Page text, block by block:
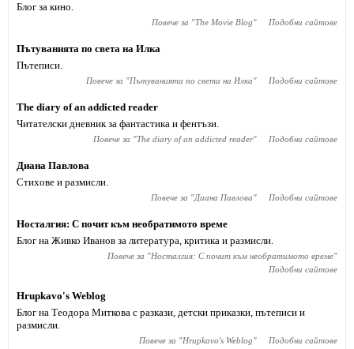
Блог за кино.
Повече за "The Movie Blog" Подобни сайтове
Пътуванията по света на Илка
Пътеписи.
Повече за "Пътуванията по света на Илка" Подобни сайтове
The diary of an addicted reader
Читателски дневник за фантастика и фентъзи.
Повече за "The diary of an addicted reader" Подобни сайтове
Диана Павлова
Стихове и размисли.
Повече за "Диана Павлова" Подобни сайтове
Носталгия: С почит към необратимото време
Блог на Живко Иванов за литература, критика и размисли.
Повече за "Носталгия: С почит към необратимото време"
Подобни сайтове
Hrupkavo's Weblog
Блог на Теодора Миткова с разкази, детски приказки, пътеписи и
размисли.
Повече за "Hrupkavo's Weblog" Подобни сайтове